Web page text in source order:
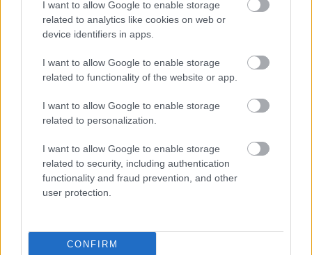
I want to allow Google to enable storage
related to analytics like cookies on web or
device identifiers in apps.
I want to allow Google to enable storage
related to functionality of the website or app.
I want to allow Google to enable storage
related to personalization.
I want to allow Google to enable storage
related to security, including authentication
functionality and fraud prevention, and other
user protection.
CONFIRM
numurzīme redzama